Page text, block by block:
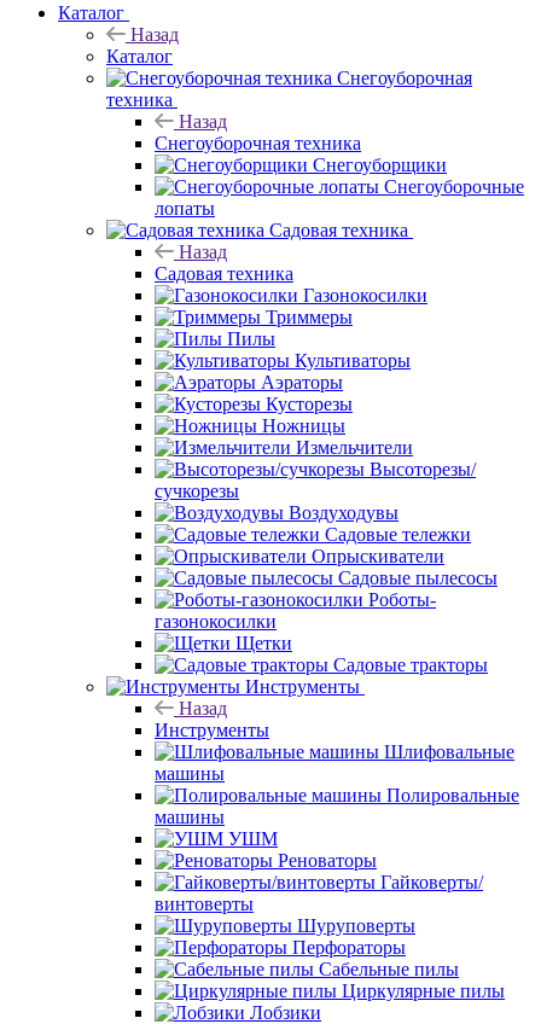
Каталог
Назад
Каталог
Снегоуборочная
техника
Назад
Снегоуборочная техника
Снегоуборщики
Снегоуборочные
лопаты
Садовая техника
Назад
Садовая техника
Газонокосилки
Триммеры
Пилы
Культиваторы
Аэраторы
Кусторезы
Ножницы
Измельчители
Высоторезы/
сучкорезы
Воздуходувы
Садовые тележки
Опрыскиватели
Садовые пылесосы
Роботы-
газонокосилки
Щетки
Садовые тракторы
Инструменты
Назад
Инструменты
Шлифовальные
машины
Полировальные
машины
УШМ
Реноваторы
Гайковерты/
винтоверты
Шуруповерты
Перфораторы
Сабельные пилы
Циркулярные пилы
Лобзики